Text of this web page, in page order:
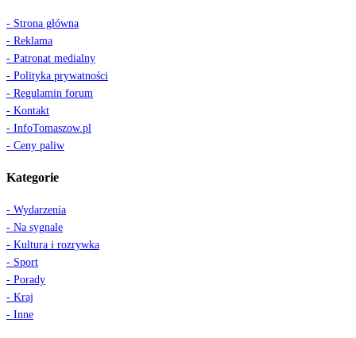
- Strona główna
- Reklama
- Patronat medialny
- Polityka prywatności
- Regulamin forum
- Kontakt
- InfoTomaszow.pl
- Ceny paliw
Kategorie
- Wydarzenia
- Na sygnale
- Kultura i rozrywka
- Sport
- Porady
- Kraj
- Inne